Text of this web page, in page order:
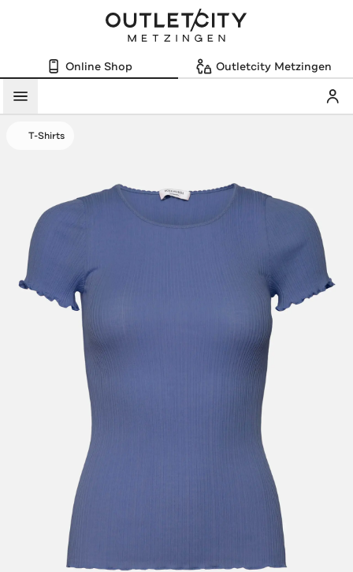
Online Shop Outletcity Metzingen
Menü
T-Shirts